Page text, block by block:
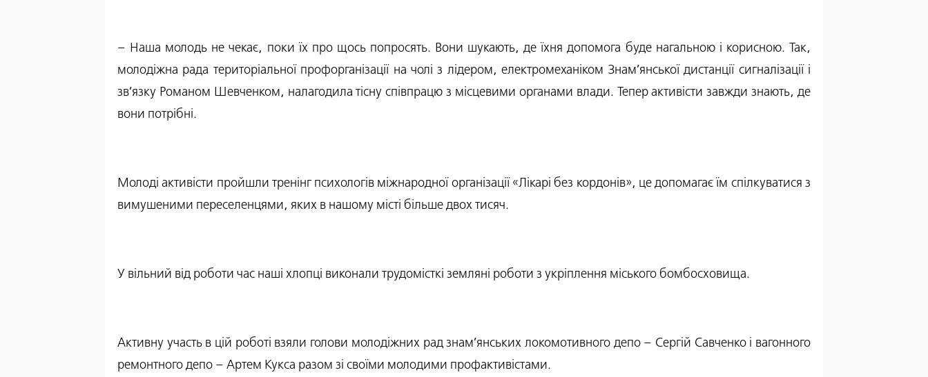
– Наша молодь не чекає, поки їх про щось попросять. Вони шукають, де їхня допомога буде нагальною і корисною. Так,
молодіжна рада територіальної профорганізації на чолі з лідером, електромеханіком Знам’янської дистанції сигналізації і
зв’язку Романом Шевченком, налагодила тісну співпрацю з місцевими органами влади. Тепер активісти завжди знають, де
вони потрібні.
Молоді активісти пройшли тренінг психологів міжнародної організації «Лікарі без кордонів», це допомагає їм спілкуватися з
вимушеними переселенцями, яких в нашому місті більше двох тисяч.
У вільний від роботи час наші хлопці виконали трудомісткі земляні роботи з укріплення міського бомбосховища.
Активну участь в цій роботі взяли голови молодіжних рад знам’янських локомотивного депо – Сергій Савченко і вагонного
ремонтного депо – Артем Кукса разом зі своїми молодими профактивістами.